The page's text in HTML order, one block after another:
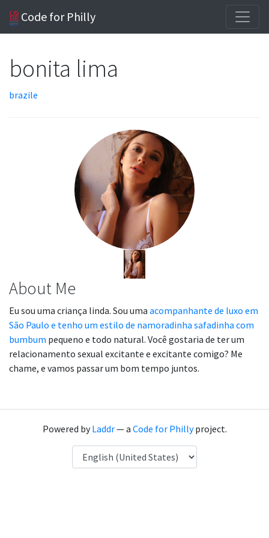
Code for Philly
bonita lima
brazile
About Me
Eu sou uma criança linda. Sou uma acompanhante de luxo em
São Paulo e tenho um estilo de namoradinha safadinha com
bumbum pequeno e todo natural. Você gostaria de ter um
relacionamento sexual excitante e excitante comigo? Me
chame, e vamos passar um bom tempo juntos.
Powered byLaddr— a Code for Phillyproject.
Language